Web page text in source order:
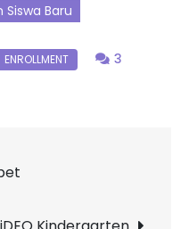
Baru
3